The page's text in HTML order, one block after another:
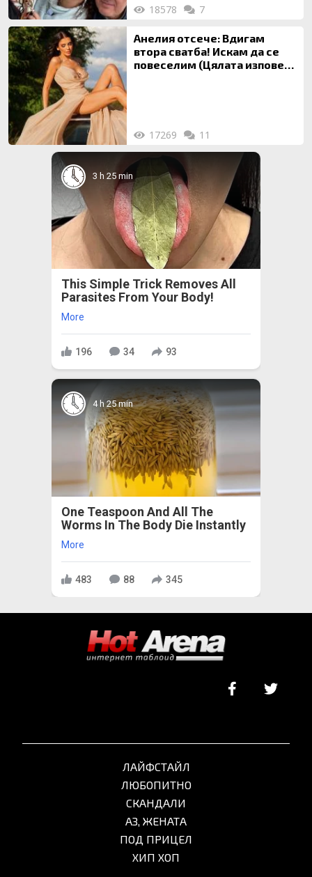
18578 7
Анелия отсече: Вдигам
втора сватба! Искам да се
повеселим (Цялата изповед
17269 11
3 h 25 min
This Simple Trick Removes All
Parasites From Your Body!
More
196 34 93
4 h 25 min
One Teaspoon And All The
Worms In The Body Die Instantly
More
483 88 345
ЛАЙФСТАЙЛ
ЛЮБОПИТНО
СКАНДАЛИ
АЗ, ЖЕНАТА
ПОД ПРИЦЕЛ
ХИП ХОП